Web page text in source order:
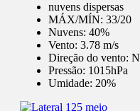
nuvens dispersas
MÁX/MÍN: 33/20
Nuvens: 40%
Vento: 3.78 m/s
Direção do vento: N
Pressão: 1015hPa
Umidade: 20%